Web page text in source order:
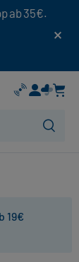
ab 35€.
19€